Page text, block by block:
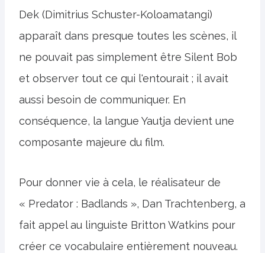
Dek (Dimitrius Schuster-Koloamatangi)
apparaît dans presque toutes les scènes, il
ne pouvait pas simplement être Silent Bob
et observer tout ce qui l'entourait ; il avait
aussi besoin de communiquer. En
conséquence, la langue Yautja devient une
composante majeure du film.
Pour donner vie à cela, le réalisateur de
« Predator : Badlands », Dan Trachtenberg, a
fait appel au linguiste Britton Watkins pour
créer ce vocabulaire entièrement nouveau.